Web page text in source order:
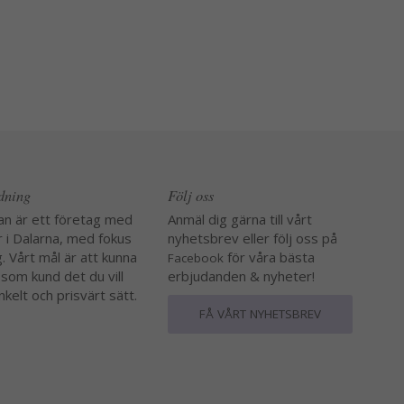
är ett företag med
Dalarna, med fokus
Vårt mål är att kunna
kund det du vill
och prisvärt sätt.
Följ oss
Anmäl dig gärna till vårt
nyhetsbrev eller följ oss på
Facebook för våra bästa
erbjudanden & nyheter!
FÅ VÅRT NYHETSBREV